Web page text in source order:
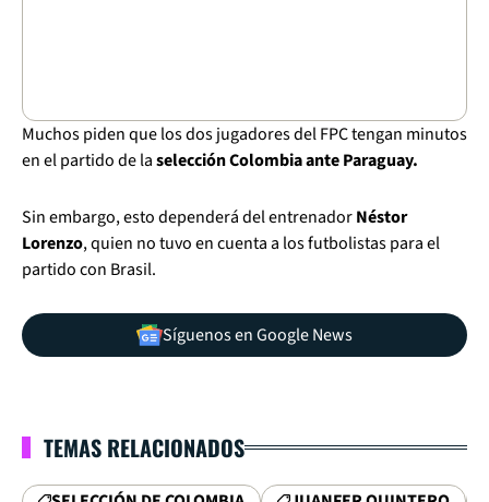
Muchos piden que los dos jugadores del FPC tengan minutos
en el partido de laselección Colombia ante Paraguay.
Sin embargo, esto dependerá del entrenadorNéstor
Lorenzo, quien no tuvo en cuenta a los futbolistas para el
partido con Brasil.
Síguenos en Google News
TEMAS RELACIONADOS